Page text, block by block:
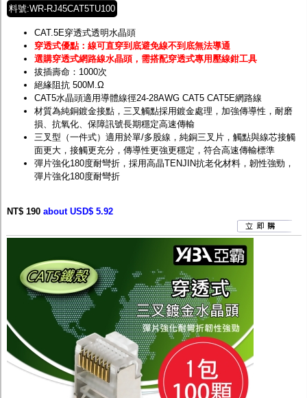
料號:WR-RJ45CAT5TU100
CAT.5E穿透式透明水晶頭
穿透式優點：線可直穿到底避免線不到底無法導通
選購穿透式網路線水晶頭，需搭配穿透式專用壓線鉗工具
拔插壽命：1000次
絕緣阻抗 500M.Ω
CAT5水晶頭適用導體線徑24-28AWG CAT5 CAT5E網路線
材質為純銅鍍金接點，三叉觸點採用鍍金處理，加強傳導性，耐磨
損、抗氧化、保障訊號長期穩定高速傳輸
三叉型（一件式）適用於單/多股線，純銅三叉片，觸點與線芯接觸
面更大，接觸更充分，傳導性更強更穩定，符合高速傳輸標準
彈片強化180度耐彎折，採用高晶TENJIN抗老化材料，韌性強勁，
彈片強化180度耐彎折
NT$ 190 about USD$ 5.92